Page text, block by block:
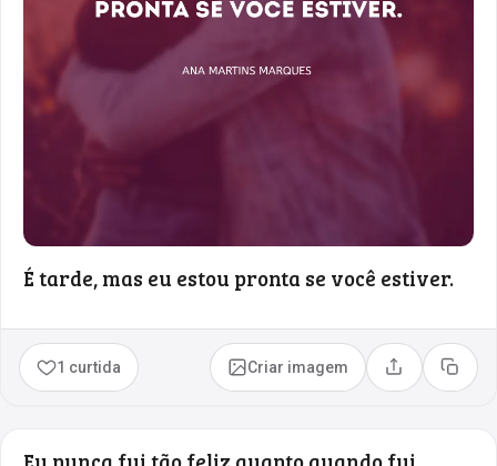
É tarde, mas eu estou pronta se você estiver.
1 curtida Criar imagem Compartilhar
Copiar